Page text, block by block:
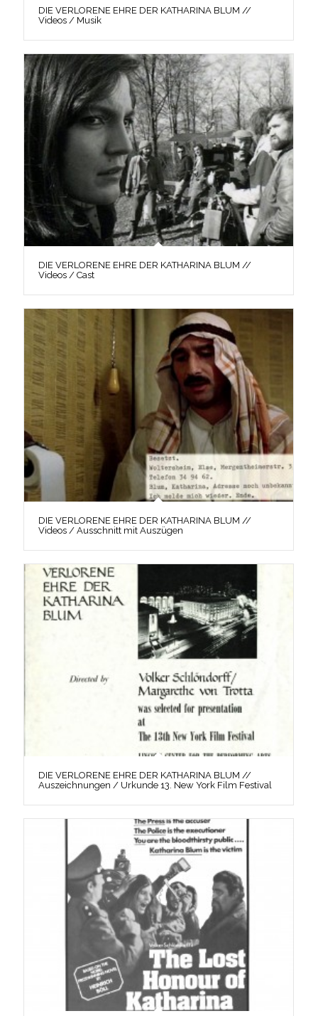
DIE VERLORENE EHRE DER KATHARINA BLUM //
Videos / Musik
DIE VERLORENE EHRE DER KATHARINA BLUM //
Videos / Cast
DIE VERLORENE EHRE DER KATHARINA BLUM //
Videos / Ausschnitt mit Auszügen
DIE VERLORENE EHRE DER KATHARINA BLUM //
Auszeichnungen / Urkunde 13. New York Film Festival